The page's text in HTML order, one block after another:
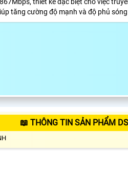
tăng cường độ mạnh và độ phủ
📖 THÔNG TIN SẢN PHẨM